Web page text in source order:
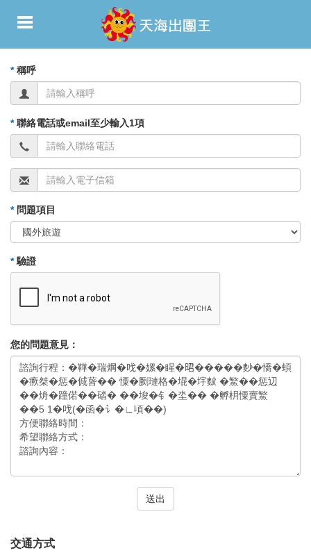
*稱呼
*聯絡電話或email至少輸入1項
*問題項目
*驗證
您的問題意見：
送出
交通方式